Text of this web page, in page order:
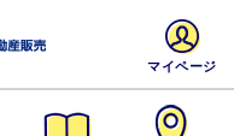
マイページ